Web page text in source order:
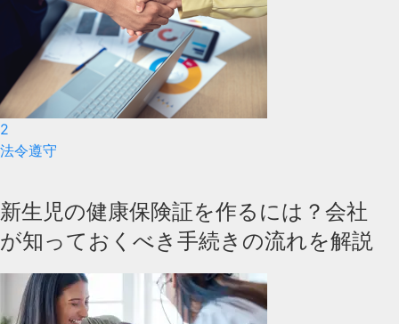
2
法令遵守
新生児の健康保険証を作るには？会社
が知っておくべき手続きの流れを解説